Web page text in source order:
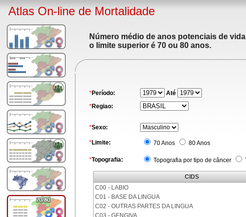
Atlas On-line de Mortalidade
Número médio de anos potenciais de
o limite superior é 70 ou 80 anos.
*Período:
Até
*Regiao:
*Sexo:
*Limite: 70 Anos 80 Anos
*Topografia: Topografia por tipo de câncer
CIDS
C00 - LABIO
C01 - BASE DA LINGUA
C02 - OUTRAS PARTES DA LINGUA
C03 - GENGIVA